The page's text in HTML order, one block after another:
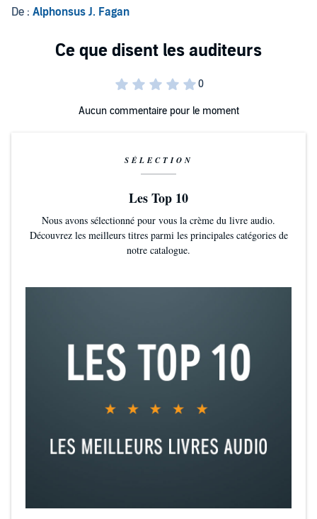
De : Alphonsus J. Fagan
Aucun commentaire pour le moment
SÉLECTION
Les Top 10
Nous avons sélectionné pour vous la crème du livre audio.
Découvrez les meilleurs titres parmi les principales catégories de
notre catalogue.